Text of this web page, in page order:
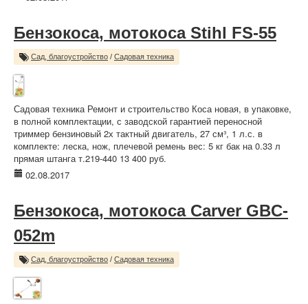
Бензокоса, мотокоса Stihl FS-55
Сад, благоустройство / Садовая техника
Садовая техника Ремонт и строительство Коса новая, в упаковке,
в полной комплектации, с заводской гарантией переносной
триммер бензиновый 2х тактный двигатель, 27 см³, 1 л.с. в
комплекте: леска, нож, плечевой ремень вес: 5 кг бак на 0.33 л
прямая штанга т.219-440 13 400 руб.
02.08.2017
Бензокоса, мотокоса Carver GBC-
052m
Сад, благоустройство / Садовая техника